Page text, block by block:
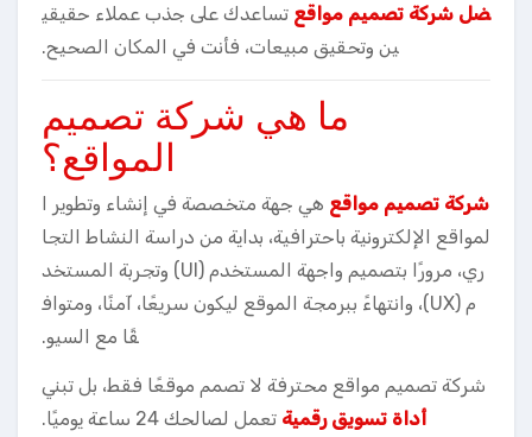
ضل شركة تصميم مواقع تساعدك على جذب عملاء حقيقي
ين وتحقيق مبيعات، فأنت في المكان الصحيح.
ما هي شركة تصميم
المواقع؟
شركة تصميم مواقع هي جهة متخصصة في إنشاء وتطوير ا
لمواقع الإلكترونية باحترافية، بداية من دراسة النشاط التجا
ري، مرورًا بتصميم واجهة المستخدم (UI) وتجربة المستخد
م (UX)، وانتهاءً ببرمجة الموقع ليكون سريعًا، آمنًا، ومتواف
قًا مع السيو.
شركة تصميم مواقع محترفة لا تصمم موقعًا فقط، بل تبني
أداة تسويق رقمية تعمل لصالحك 24 ساعة يوميًا.